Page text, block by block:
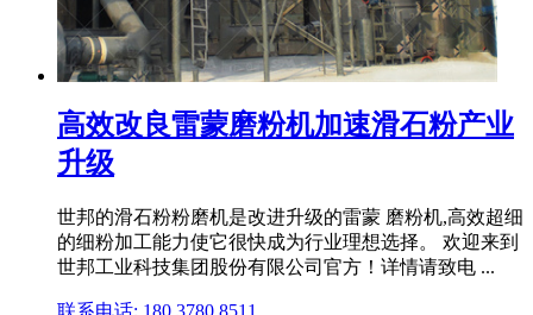
高效改良雷蒙磨粉机加速滑石粉产业
升级
世邦的滑石粉粉磨机是改进升级的雷蒙 磨粉机,高效超细
的细粉加工能力使它很快成为行业理想选择。 欢迎来到
世邦工业科技集团股份有限公司官方！详情请致电 ...
联系电话: 180 3780 8511